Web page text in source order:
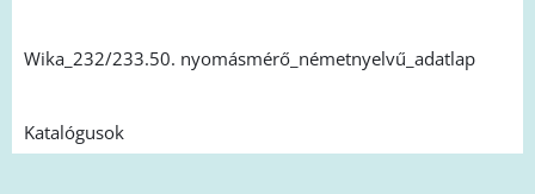
Wika_232/233.50. nyomásmérő_németnyelvű_adatlap
Katalógusok